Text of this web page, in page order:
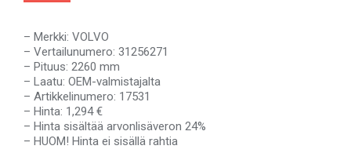
– Merkki: VOLVO
– Vertailunumero: 31256271
– Pituus: 2260 mm
– Laatu: OEM-valmistajalta
– Artikkelinumero: 17531
– Hinta: 1,294 €
– Hinta sisältää arvonlisäveron 24%
– HUOM! Hinta ei sisällä rahtia